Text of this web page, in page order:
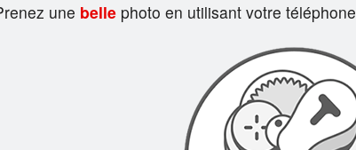
une belle photo en utilisant votre